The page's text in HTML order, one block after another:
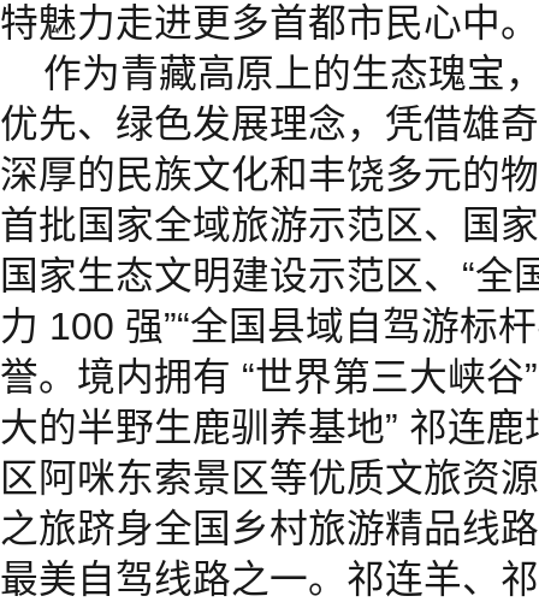
特魅力走进更多首都市民心中。
作为青藏高原上的生态瑰宝
优先、绿色发展理念，凭借雄
深厚的民族文化和丰饶多元的
首批国家全域旅游示范区、国
国家生态文明建设示范区、“全
力 100 强”“全国县域自驾游标
誉。境内拥有 “世界第三大峡谷
大的半野生鹿驯养基地” 祁连
区阿咪东索景区等优质文旅资
之旅跻身全国乡村旅游精品线
最美自驾线路之一。祁连羊、